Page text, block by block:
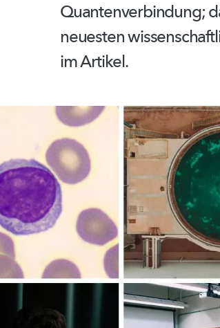
Quantenverbindung;
neuesten
im Artikel.